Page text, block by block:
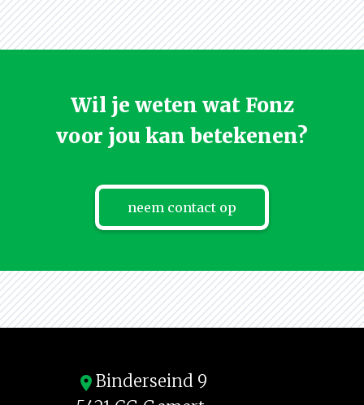
Wil je weten wat Fonz
voor jou kan betekenen?
neem contact op
location_on Binderseind 9